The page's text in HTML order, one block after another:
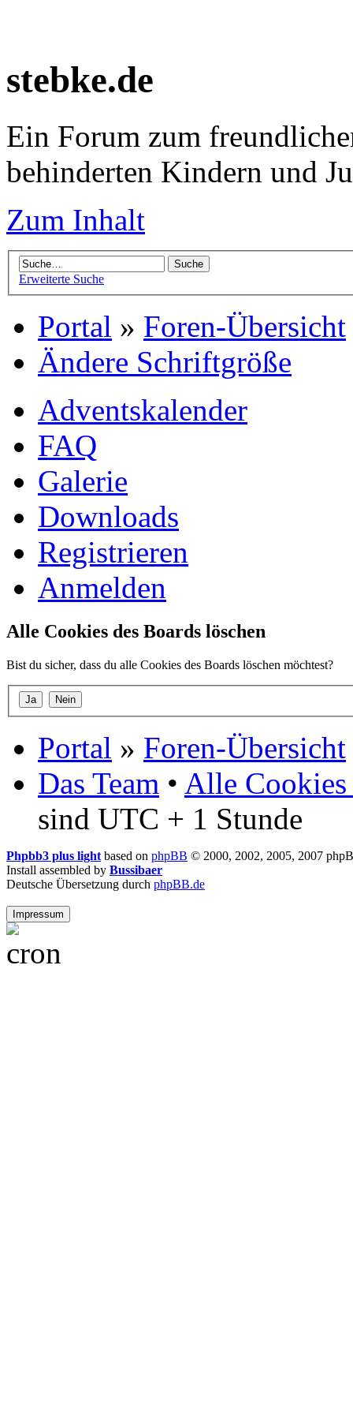
stebke.de
Ein Forum zum
behinderten Kindern und
Zum Inhalt
Erweiterte Suche
Portal » Foren-Übersicht
Ändere Schriftgröße
Adventskalender
FAQ
Galerie
Downloads
Registrieren
Anmelden
Alle Cookies des Boards löschen
Bist du sicher, dass du alle Cookies des Boards löschen möchtest?
Portal » Foren-Übersicht
Das Team • Alle Cookies
sind UTC + 1 Stunde
Phpbb3 plus light based on phpBB © 2000, 2002, 2005, 2007
Install assembled by Bussibaer
Deutsche Übersetzung durch phpBB.de